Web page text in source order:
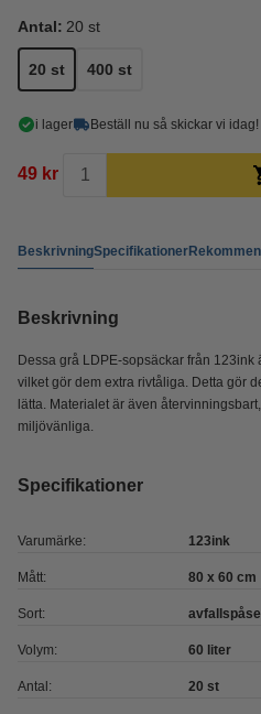
Antal: 20 st
20 st 400 st
i lager Beställ nu så skickar vi idag!
49 kr
BeskrivningSpecifikationer
Beskrivning
Dessa grå LDPE-sopsäckar från 123ink
vilket gör dem extra rivtåliga. Detta gör
lätta. Materialet är även
miljövänliga.
Specifikationer
Varumärke: 123ink
Mått: 80 x 60 cm
Sort: avfallspåse
Volym: 60 liter
Antal: 20 st